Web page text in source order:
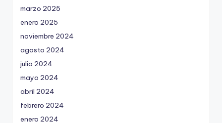
marzo 2025
enero 2025
noviembre 2024
agosto 2024
julio 2024
mayo 2024
abril 2024
febrero 2024
enero 2024